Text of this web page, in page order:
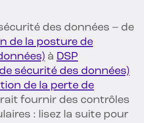
des données – de
de la posture de
à DSP
sécurité des données)
de la perte de
fournir des contrôles
: lisez la suite pour